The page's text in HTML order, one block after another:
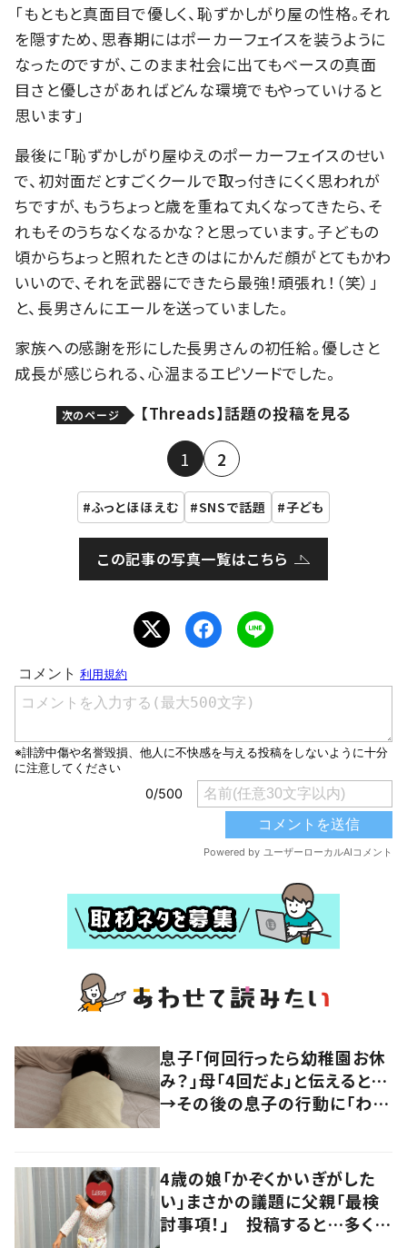
「もともと真面目で優しく、恥ずかしがり屋の性格。それ
を隠すため、思春期にはポーカーフェイスを装うように
なったのですが、このまま社会に出てもベースの真面
目さと優しさがあればどんな環境でもやっていけると
思います」
最後に「恥ずかしがり屋ゆえのポーカーフェイスのせい
で、初対面だとすごくクールで取っ付きにくく思われが
ちですが、もうちょっと歳を重ねて丸くなってきたら、そ
れもそのうちなくなるかな？と思っています。子どもの
頃からちょっと照れたときのはにかんだ顔がとてもかわ
いいので、それを武器にできたら最強！頑張れ！（笑）」
と、長男さんにエールを送っていました。
家族への感謝を形にした長男さんの初任給。優しさと
成長が感じられる、心温まるエピソードでした。
次のページ 【Threads】話題の投稿を見る
1 2
ふっとほほえむ SNSで話題 子ども
この記事の写真一覧はこちら
息子「何回行ったら幼稚園お休
み？」母「4回だよ」と伝えると…
→その後の息子の行動に「わか
4歳の娘「かぞくかいぎがした
い」まさかの議題に父親「最検
討事項！」 投稿すると…多くの